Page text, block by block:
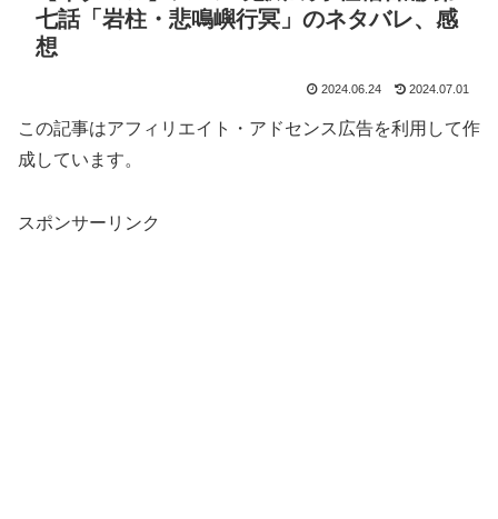
七話「岩柱・悲鳴嶼行冥」のネタバレ、感
想
2024.06.24 2024.07.01
この記事はアフィリエイト・アドセンス広告を利用して作
成しています。
スポンサーリンク